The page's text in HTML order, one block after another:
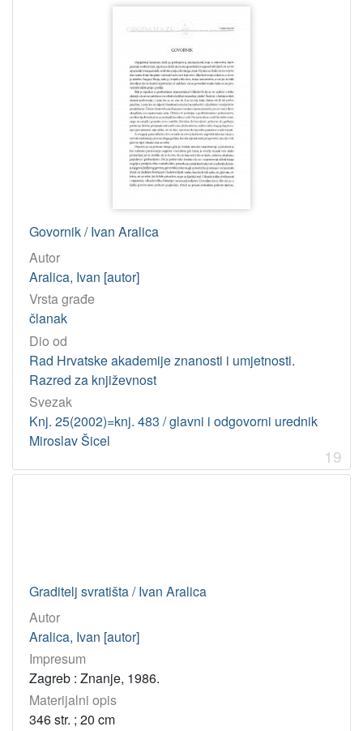
Govornik / Ivan Aralica
Autor
Aralica, Ivan [autor]
Vrsta građe
članak
Dio od
Rad Hrvatske akademije znanosti i umjetnosti.
Razred za književnost
Svezak
Knj. 25(2002)=knj. 483 / glavni i odgovorni urednik
Miroslav Šicel
19
Graditelj svratišta / Ivan Aralica
Autor
Aralica, Ivan [autor]
Impresum
Zagreb : Znanje, 1986.
Materijalni opis
346 str. ; 20 cm